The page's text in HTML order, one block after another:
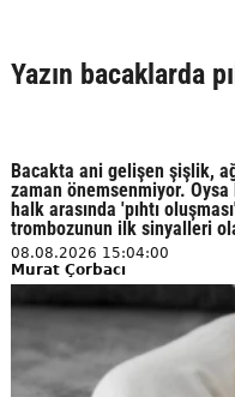
Yazın bacaklarda
Bacakta ani gelişen şişlik,
zaman önemsenmiyor.
halk arasında 'pıhtı
trombozunun ilk sinyalleri
08.08.2026 15:04:00
Murat Çorbacı